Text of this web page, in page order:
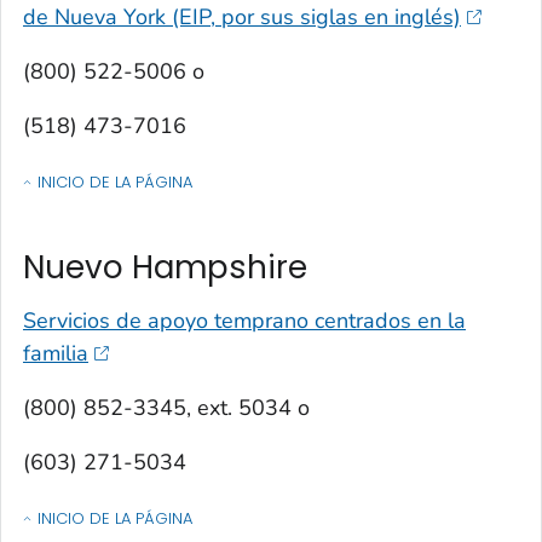
de Nueva York (EIP, por sus siglas en inglés)
(800) 522-5006 o
(518) 473-7016
INICIO DE LA PÁGINA
OF CONTACTOS POR ESTADO, TERRITORIO O ESTADO LIBRE
Nuevo Hampshire
Servicios de apoyo temprano centrados en la
familia
(800) 852-3345, ext. 5034 o
(603) 271-5034
INICIO DE LA PÁGINA
OF CONTACTOS POR ESTADO, TERRITORIO O ESTADO LIBRE